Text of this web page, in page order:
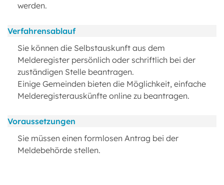
werden.
Verfahrensablauf
Sie können die Selbstauskunft aus dem
Melderegister persönlich oder schriftlich bei der
zuständigen Stelle beantragen.
Einige Gemeinden bieten die Möglichkeit, einfache
Melderegisterauskünfte online zu beantragen.
Voraussetzungen
Sie müssen einen formlosen Antrag bei der
Meldebehörde stellen.